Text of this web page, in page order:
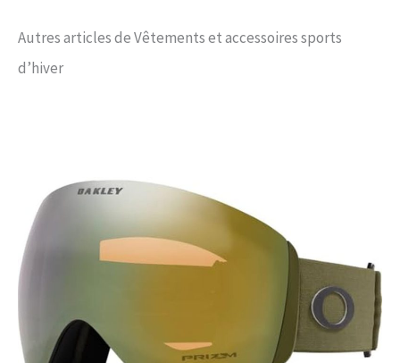
Autres articles de Vêtements et accessoires sports
d’hiver